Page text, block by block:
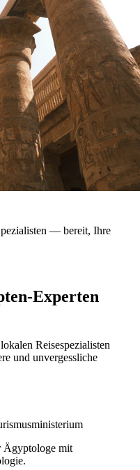
— bereit, Ihre
Experten
Reisespezialisten
und unvergessliche
Ägyptologe mit